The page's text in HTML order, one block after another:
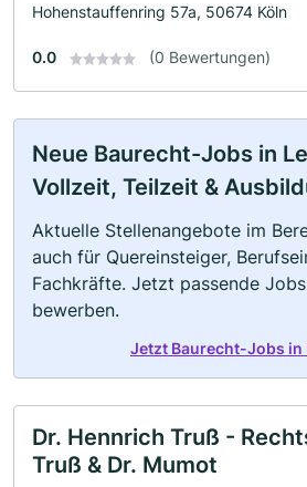
Hohenstauffenring 57a, 50674 Köln
0.0 (0 Bewertungen)
Neue Baurecht-Jobs in
Vollzeit, Teilzeit &
Aktuelle Stellenangebote im
auch für Quereinsteiger,
Fachkräfte. Jetzt passende
bewerben.
Jetzt Baurecht-Jobs in
Dr. Hennrich Truß -
Truß & Dr. Mumot